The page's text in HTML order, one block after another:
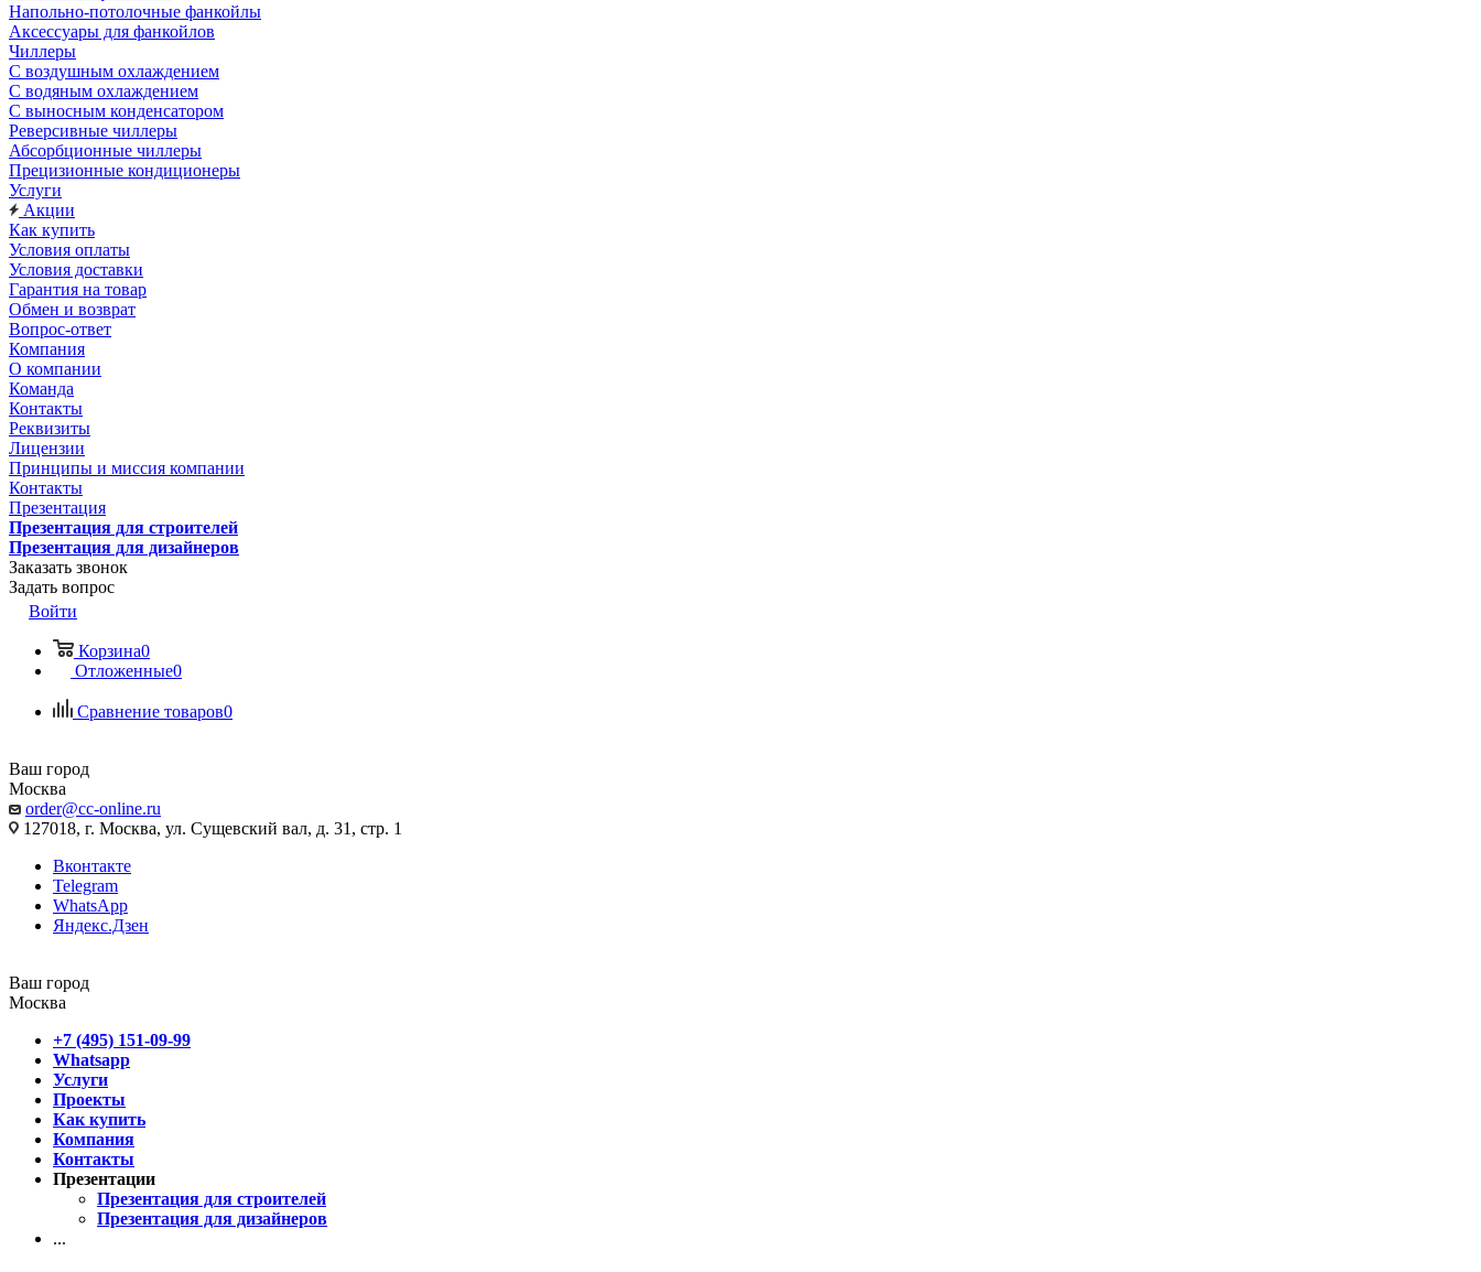
Напольно-потолочные фанкойлы
Аксессуары для фанкойлов
Чиллеры
С воздушным охлаждением
С водяным охлаждением
С выносным конденсатором
Реверсивные чиллеры
Абсорбционные чиллеры
Прецизионные кондиционеры
Услуги
Акции
Как купить
Условия оплаты
Условия доставки
Гарантия на товар
Обмен и возврат
Вопрос-ответ
Компания
О компании
Команда
Контакты
Реквизиты
Лицензии
Принципы и миссия компании
Контакты
Презентация
Презентация для строителей
Презентация для дизайнеров
Заказать звонок
Задать вопрос
Войти
Корзина0
Отложенные0
Сравнение товаров0
Ваш город
Москва
order@cc-online.ru
127018, г. Москва, ул. Сущевский вал, д. 31, стр. 1
Вконтакте
Telegram
WhatsApp
Яндекс.Дзен
Ваш город
Москва
+7 (495) 151-09-99
Whatsapp
Услуги
Проекты
Как купить
Компания
Контакты
Презентации
Презентация для строителей
Презентация для дизайнеров
...